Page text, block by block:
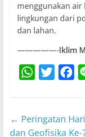
menggunakan
lingkungan dari
dan lahan.
—————-Iklim
W
s
T
er
F
e
← Peringatan
dan Geofisika